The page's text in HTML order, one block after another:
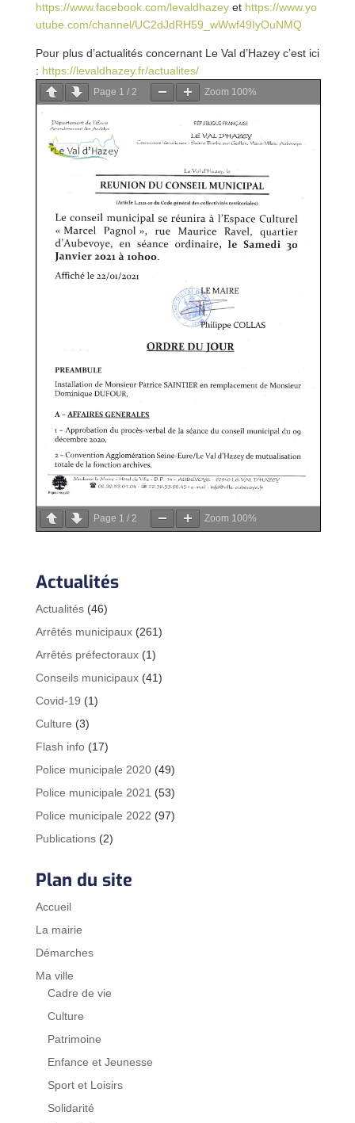
https://www.facebook.com/levaldhazeyet https://www.yo
utube.com/channel/UC2dJdRH59_wWwf49IyOuNMQ
Pour plus d’actualités concernant Le Val d’Hazey c’est ici
: https://levaldhazey.fr/actualites/
Page 1 / 2 Zoom 100%
Page 1 / 2 Zoom 100%
Actualités
Actualités(46)
Arrêtés municipaux(261)
Arrêtés préfectoraux(1)
Conseils municipaux(41)
Covid-19 (1)
Culture (3)
Flash info(17)
Police municipale 2020(49)
Police municipale 2021 (53)
Police municipale 2022 (97)
Publications(2)
Plan du site
Accueil
La mairie
Démarches
Ma ville
Cadre de vie
Culture
Patrimoine
Enfance et Jeunesse
Sport et Loisirs
Solidarité